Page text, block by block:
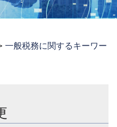
一般税務に関するキーワー